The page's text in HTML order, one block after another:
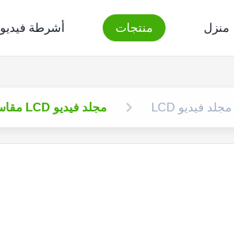
منزل منتجات أشرطة فيديو
مجلد فيديو LCD مجلد فيديو LCD مقاس 7 بوصات بغطاء جلدي وإطار داخلي بلاستيكي يدعم تنسيق فيديو MKV